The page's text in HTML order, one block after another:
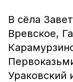
В сёла
Вревское,
Ураковский